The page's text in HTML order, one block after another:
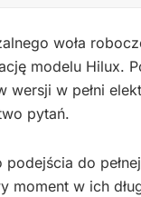
woła
modelu Hilux.
w pełni
pytań.
do
moment w ich